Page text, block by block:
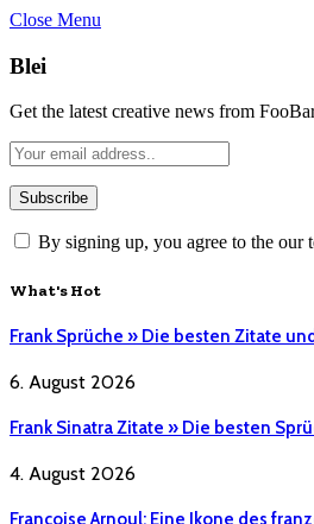
Close Menu
Blei
Get the latest creative news from
By signing up, you agree to the our
What's Hot
Frank Sprüche » Die besten Zitate
6. August 2026
Frank Sinatra Zitate » Die besten
4. August 2026
Françoise Arnoul: Eine Ikone des